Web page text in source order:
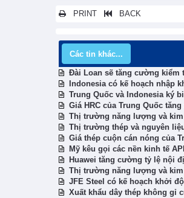
PRINT BACK
Các tin khác...
Đài Loan sẽ tăng cường kiểm
Indonesia có kế hoạch nhập
Trung Quốc và Indonesia ký
Giá HRC của Trung Quốc
Thị trường năng lượng và kim
Thị trường thép và nguyên
Giá thép cuộn cán nóng của
Mỹ kêu gọi các nền kinh tế
Huawei tăng cường tỷ lệ nội
Thị trường năng lượng và
JFE Steel có kế hoạch khởi
Xuất khẩu dây thép không gỉ